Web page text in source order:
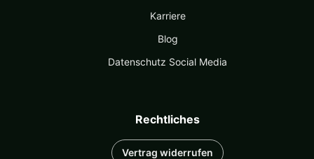
Karriere
Blog
Datenschutz Social Media
Rechtliches
Vertrag widerrufen